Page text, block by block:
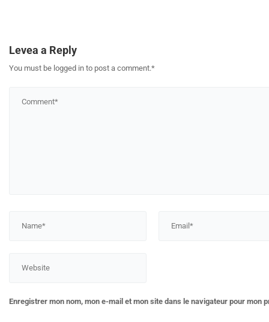
Levea a Reply
You must be logged in to post a comment.*
Enregistrer mon nom, mon e-mail et mon site dans le navigateur pour mon